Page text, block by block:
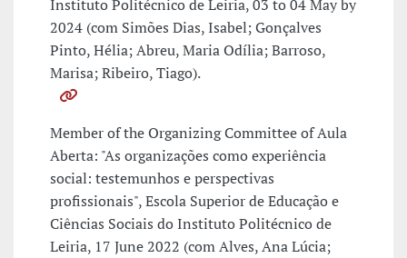
Instituto Politécnico de Leiria, 03 to 04 May by
2024 (com Simões Dias, Isabel; Gonçalves
Pinto, Hélia; Abreu, Maria Odília; Barroso,
Marisa; Ribeiro, Tiago).
Member of the Organizing Committee of Aula
Aberta: "As organizações como experiência
social: testemunhos e perspectivas
profissionais", Escola Superior de Educação e
Ciências Sociais do Instituto Politécnico de
Leiria, 17 June 2022 (com Alves, Ana Lúcia;